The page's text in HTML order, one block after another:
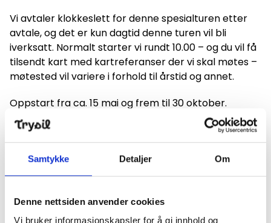
Samtykke Detaljer Om
Denne nettsiden anvender cookies
Vi bruker informasjonskapsler for å gi innhold og
Vi avtaler klokkeslett for denne spesialturen etter
avtale, og det er kun dagtid denne turen vil bli
iverksatt. Normalt starter vi rundt 10.00 – og du vil få
tilsendt kart med kartreferanser der vi skal møtes –
møtested vil variere i forhold til årstid og annet.
Oppstart fra ca. 15 mai og frem til 30 oktober.
Anbefalt bekledning
Fritidsklær og sko som tåler myr og vann
En ekte smak av nordisk natur